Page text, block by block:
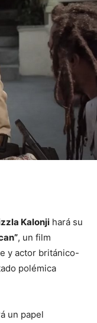
Kalonji hará su
, un film
y actor británico-
polémica
un papel